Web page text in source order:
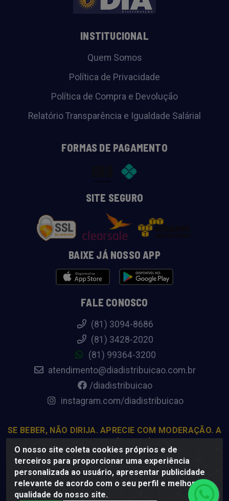
O nosso site coleta cookies próprios e de
terceiros para proporcionar uma experiência
personalizada ao usuário, apresentar publicidade
relevante de acordo com o seu perfil e melhorar a
qualidade do nosso site.
INSTITUCIONAL
Quem Somos
Política de Privacidade
Política de Compra e Devolução
Relatório Transparência e Igualdade Salárial
FORMAS DE PAGAMENTO
SITE SEGURO
BAIXE JÁ NOSSO APP
FALE CONOSCO
(81) 3094-8686
(81) 3428-2020
(81) 99364-3200
atendimento@diadistribuicao.com.br
/diadistribuicao
instagram.com/diadistribuicao
SE BEBER, NÃO DIRIJA. APRECIE COM MODERAÇÃO. A
MENORES DE 18 ANOS.
Dia Distribuição - Rodovia BR-232, 22.5 - Pedreiras, Moreno -
PE, 54800-000 - CNPJ 69.944.973/0001-85